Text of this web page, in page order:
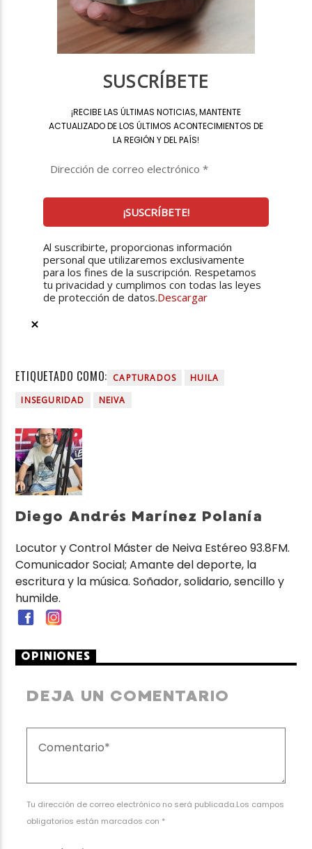
SUSCRÍBETE
¡RECIBE LAS ÚLTIMAS NOTICIAS, MANTENTE
ACTUALIZADO DE LOS ÚLTIMOS ACONTECIMIENTOS DE
LA REGIÓN Y DEL PAÍS!
Al suscribirte, proporcionas información
personal que utilizaremos exclusivamente
para los fines de la suscripción. Respetamos
tu privacidad y cumplimos con todas las leyes
de protección de datos.Descargar
ETIQUETADO COMO: CAPTURADOS
HUILA
INSEGURIDAD
NEIVA
Diego Andrés Marínez Polanía
Locutor y Control Máster de Neiva Estéreo 93.8FM.
Comunicador Social; Amante del deporte, la
escritura y la música. Soñador, solidario, sencillo y
humilde.
OPINIONES
DEJA UN COMENTARIO
Tu dirección de correo electrónico no será publicada.Los campos
obligatorios están marcados con *